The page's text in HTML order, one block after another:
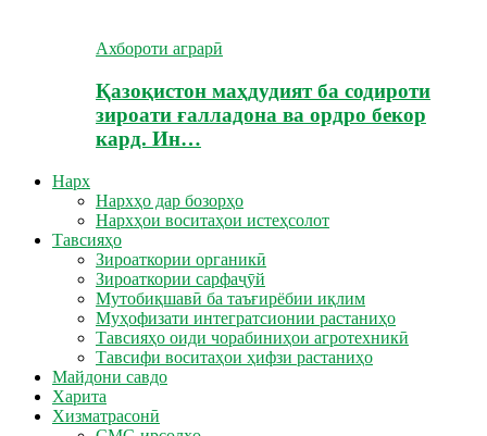
Ахбороти аграрӣ
Қазоқистон маҳдудият ба содироти
зироати ғалладона ва ордро бекор
кард. Ин…
Нарх
Нархҳо дар бозорҳо
Нархҳои воситаҳои истеҳсолот
Тавсияҳо
Зироаткории органикӣ
Зироаткории сарфаҷӯй
Мутобиқшавӣ ба таъғирёбии иқлим
Муҳофизати интегратсионии растаниҳо
Тавсияҳо оиди чорабиниҳои агротехникӣ
Тавсифи воситаҳои ҳифзи растаниҳо
Майдони савдо
Харита
Хизматрасонӣ